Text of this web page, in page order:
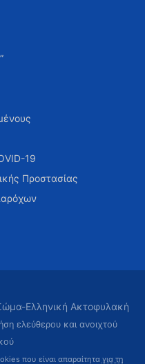
19
Προστασίας
Ελληνική Ακτοφυλακή
ελεύθερου και ανοιχτού
που είναι απαραίτητα για τη